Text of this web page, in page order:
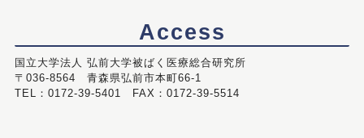
Access
国立大学法人 弘前大学被ばく医療総合研究所
〒036-8564 青森県弘前市本町66-1
TEL：0172-39-5401 FAX：0172-39-5514